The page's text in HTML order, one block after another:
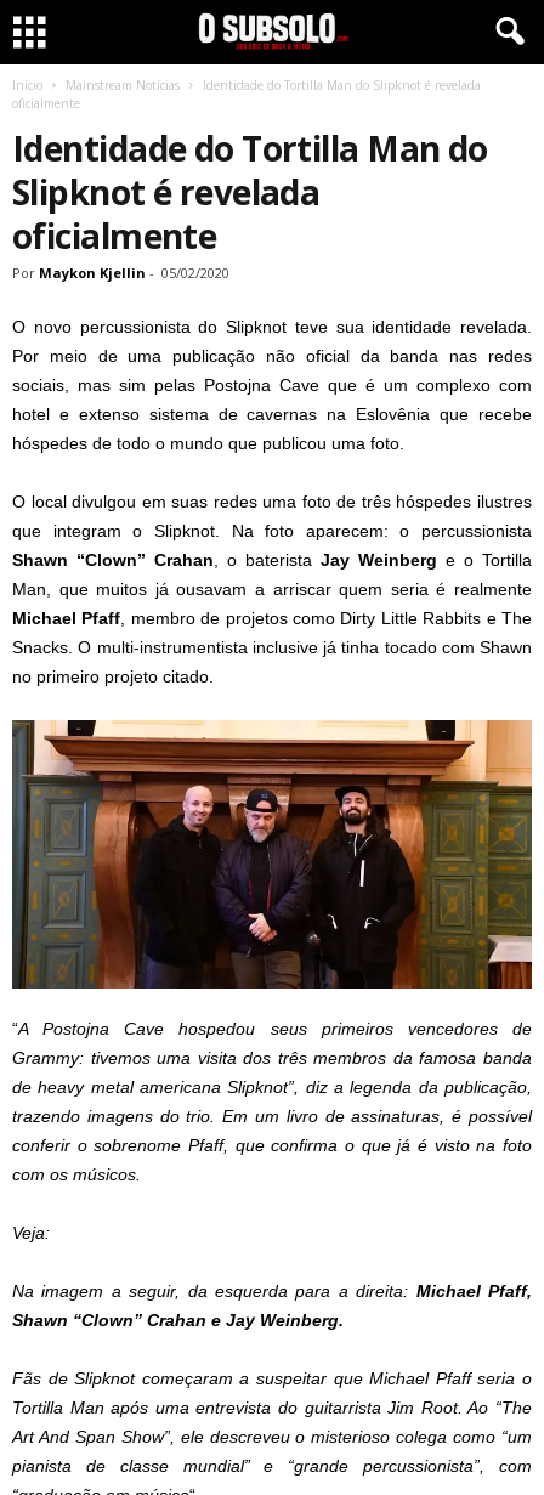
Início Mainstream Notícias
Identidade do Tortilla Man do Slipknot é revelada
oficialmente
Identidade do Tortilla Man do
Slipknot é revelada
oficialmente
Por Maykon Kjellin - 05/02/2020
O novo percussionista do Slipknot teve sua identidade revelada.
Por meio de uma publicação não oficial da banda nas redes
sociais, mas sim pelas Postojna Cave que é um complexo com
hotel e extenso sistema de cavernas na Eslovênia que recebe
hóspedes de todo o mundo que publicou uma foto.
O local divulgou em suas redes uma foto de três hóspedes ilustres
que integram o Slipknot. Na foto aparecem: o percussionista
Shawn “Clown” Crahan , o baterista Jay Weinberg e o Tortilla
Man, que muitos já ousavam a arriscar quem seria é realmente
Michael Pfaff , membro de projetos como Dirty Little Rabbits e The
Snacks. O multi-instrumentista inclusive já tinha tocado com Shawn
no primeiro projeto citado.
“A Postojna Cave hospedou seus primeiros vencedores de
Grammy: tivemos uma visita dos três membros da famosa banda
de heavy metal americana Slipknot”, diz a legenda da publicação,
trazendo imagens do trio. Em um livro de assinaturas, é possível
conferir o sobrenome Pfaff, que confirma o que já é visto na foto
com os músicos.
Veja:
Na imagem a seguir, da esquerda para a direita: Michael Pfaff,
Shawn “Clown” Crahan e Jay Weinberg.
Fãs de Slipknot começaram a suspeitar que Michael Pfaff seria o
Tortilla Man após uma entrevista do guitarrista Jim Root. Ao “The
Art And Span Show”, ele descreveu o misterioso colega como “um
pianista de classe mundial” e “grande percussionista”, com